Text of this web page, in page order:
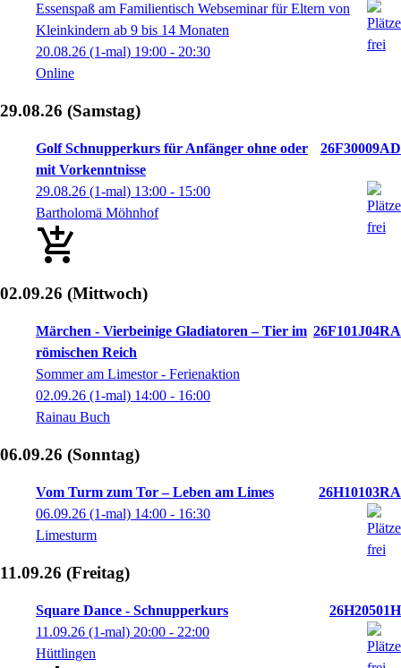
Essenspaß am Familientisch Webseminar für Eltern von
Kleinkindern ab 9 bis 14 Monaten
20.08.26 (1-mal) 19:00 - 20:30
Online
29.08.26 (Samstag)
Golf Schnupperkurs für Anfänger ohne oder
mit Vorkenntnisse
26F30009AD
29.08.26 (1-mal) 13:00 - 15:00
Bartholomä Möhnhof
02.09.26 (Mittwoch)
Märchen - Vierbeinige Gladiatoren – Tier im
römischen Reich
26F101J04RA
Sommer am Limestor - Ferienaktion
02.09.26 (1-mal) 14:00 - 16:00
Rainau Buch
06.09.26 (Sonntag)
Vom Turm zum Tor – Leben am Limes
26H10103RA
06.09.26 (1-mal) 14:00 - 16:30
Limesturm
11.09.26 (Freitag)
Square Dance - Schnupperkurs
26H20501H
11.09.26 (1-mal) 20:00 - 22:00
Hüttlingen